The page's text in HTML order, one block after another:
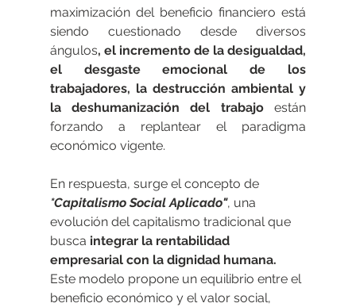
maximización del beneficio financiero está
siendo cuestionado desde diversos
ángulos, el incremento de la desigualdad,
el desgaste emocional de los
trabajadores, la destrucción ambiental y
la deshumanización del trabajo están
forzando a replantear el paradigma
económico vigente.
En respuesta, surge el concepto de
*Capitalismo Social Aplicado", una
evolución del capitalismo tradicional que
busca integrar la rentabilidad
empresarial con la dignidad humana.
Este modelo propone un equilibrio entre el
beneficio económico y el valor social,